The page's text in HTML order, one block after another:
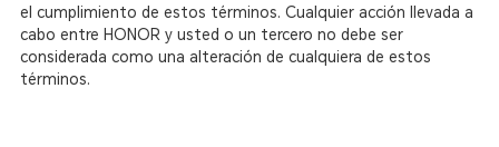
el cumplimiento de estos términos. Cualquier acción llevada a
cabo entre HONOR y usted o un tercero no debe ser
considerada como una alteración de cualquiera de estos
términos.